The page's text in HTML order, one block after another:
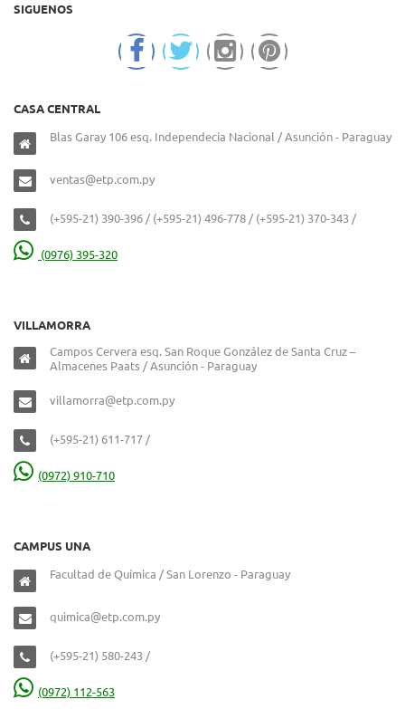
SIGUENOS
CASA CENTRAL
Blas Garay 106 esq. Independecia Nacional / Asunción - Paraguay
ventas@etp.com.py
(+595-21) 390-396 / (+595-21) 496-778 / (+595-21) 370-343 /
(0976) 395-320
VILLAMORRA
Campos Cervera esq. San Roque González de Santa Cruz –
Almacenes Paats / Asunción - Paraguay
villamorra@etp.com.py
(+595-21) 611-717 /
(0972) 910-710
CAMPUS UNA
Facultad de Química / San Lorenzo - Paraguay
quimica@etp.com.py
(+595-21) 580-243 /
(0972) 112-563